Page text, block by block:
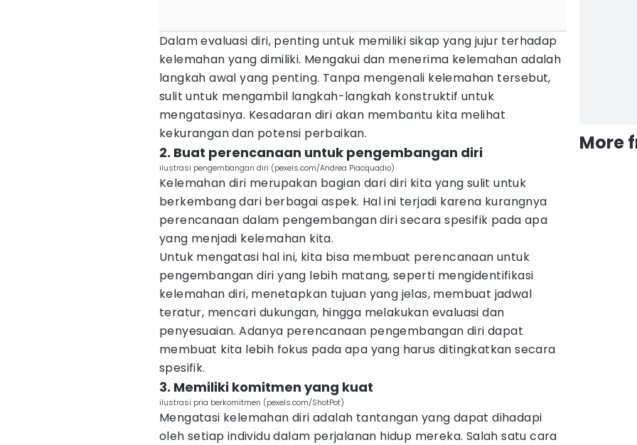
Dalam evaluasi diri, penting untuk memiliki sikap yang jujur terhadap
kelemahan yang dimiliki. Mengakui dan menerima kelemahan adalah
langkah awal yang penting. Tanpa mengenali kelemahan tersebut,
sulit untuk mengambil langkah-langkah konstruktif untuk
mengatasinya. Kesadaran diri akan membantu kita melihat
kekurangan dan potensi perbaikan.
2. Buat perencanaan untuk pengembangan diri
ilustrasi pengembangan diri (pexels.com/Andrea Piacquadio)
Kelemahan diri merupakan bagian dari diri kita yang sulit untuk
berkembang dari berbagai aspek. Hal ini terjadi karena kurangnya
perencanaan dalam pengembangan diri secara spesifik pada apa
yang menjadi kelemahan kita.
Untuk mengatasi hal ini, kita bisa membuat perencanaan untuk
pengembangan diri yang lebih matang, seperti mengidentifikasi
kelemahan diri, menetapkan tujuan yang jelas, membuat jadwal
teratur, mencari dukungan, hingga melakukan evaluasi dan
penyesuaian. Adanya perencanaan pengembangan diri dapat
membuat kita lebih fokus pada apa yang harus ditingkatkan secara
spesifik.
3. Memiliki komitmen yang kuat
ilustrasi pria berkomitmen (pexels.com/ShotPot)
Mengatasi kelemahan diri adalah tantangan yang dapat dihadapi
oleh setiap individu dalam perjalanan hidup mereka. Salah satu cara
More